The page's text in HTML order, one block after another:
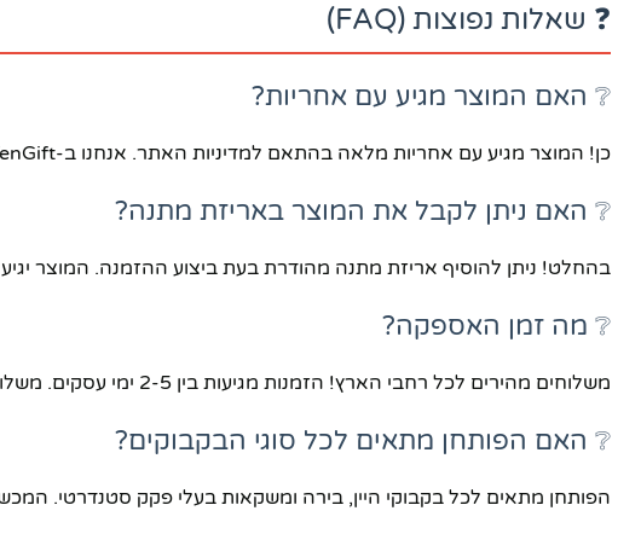
❓ שאלות נפוצות (FAQ)
❔ האם המוצר מגיע עם אחריות?
כן! המוצר מגיע עם אחריות מלאה בהתאם למדיניות האתר. אנחנו ב-TenGift מתחייבים לאיכות ולשביעות רצון הלקוחות.
❔ האם ניתן לקבל את המוצר באריזת מתנה?
בהחלט! ניתן להוסיף אריזת מתנה מהודרת בעת ביצוע ההזמנה. המוצר יגיע
❔ מה זמן האספקה?
משלוחים מהירים לכל רחבי הארץ! הזמנות מגיעות בין 2-5 ימי עסקים. משלוח אקספרס זמין לפי בקשה.
❔ האם הפותחן מתאים לכל סוגי הבקבוקים?
הפותחן מתאים לכל בקבוקי היין, בירה ומשקאות בעלי פקק סטנדרטי.